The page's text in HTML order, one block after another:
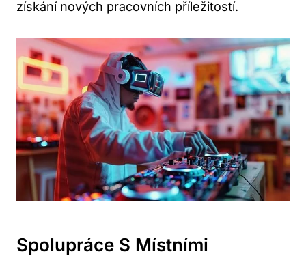
získání nových pracovních příležitostí.
Spolupráce S Místními